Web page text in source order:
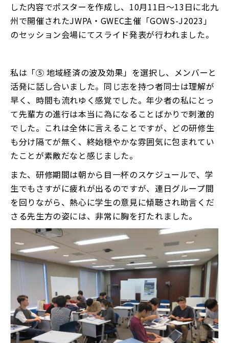
した内容でポスターを作成し、10月11日～13日に北九
州で開催されたJWPA・GWEC主催「GOWS-J2023」
のセッション会場にてスライド発表が行われました。
私は「⑤ 地域経済の波及効果」を選択し、メンバーと
活発に話し合いました。同じ志を持つ者同士は理解が
早く、時間も流れゆく感覚でした。年少者の私にとっ
て先輩方の進行は本当に為になることばかりで刺激的
でした。これは全体に言えることですが、どの研修生
も分け隔てが無く、終始穏やかな雰囲気に包まれてい
たことが素敵だなと感じました。
また、研修期間は朝から目一杯のスケジュールで、学
生でもさすがに疲れが出るのですが、連日グループ間
を回りながら、熱心に学生の意見に傾聴され助言くだ
さる先生方の姿には、非常に胸を打たれました。